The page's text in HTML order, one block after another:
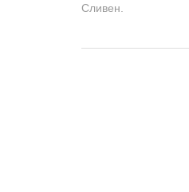
Сливен.